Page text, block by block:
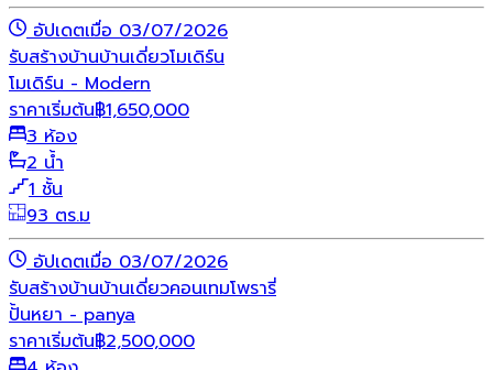
อัปเดตเมื่อ 03/07/2026
รับสร้างบ้านบ้านเดี่ยวโมเดิร์น
โมเดิร์น - Modern
ราคาเริ่มต้น฿1,650,000
3 ห้อง
2 น้ำ
1 ชั้น
93 ตร.ม
อัปเดตเมื่อ 03/07/2026
รับสร้างบ้านบ้านเดี่ยวคอนเทมโพรารี่
ปั้นหยา - panya
ราคาเริ่มต้น฿2,500,000